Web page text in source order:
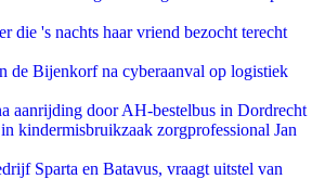
die 's nachts haar vriend bezocht terecht
de Bijenkorf na cyberaanval op logistiek
aanrijding door AH-bestelbus in Dordrecht
kindermisbruikzaak zorgprofessional Jan
Sparta en Batavus, vraagt uitstel van